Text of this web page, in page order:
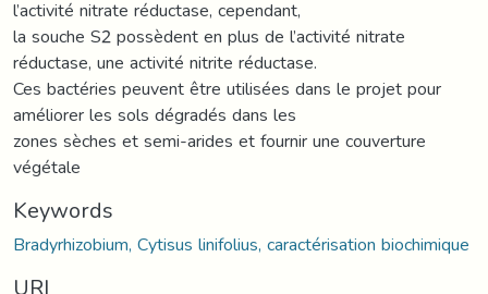
l’activité nitrate réductase, cependant,
la souche S2 possèdent en plus de l’activité nitrate
réductase, une activité nitrite réductase.
Ces bactéries peuvent être utilisées dans le projet pour
améliorer les sols dégradés dans les
zones sèches et semi-arides et fournir une couverture
végétale
Keywords
Bradyrhizobium, Cytisus linifolius, caractérisation biochimique